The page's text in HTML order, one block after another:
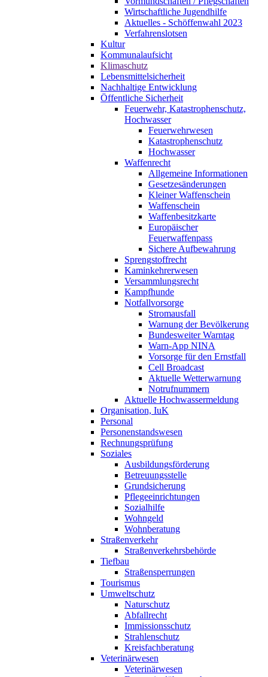
Wirtschaftliche Jugendhilfe
Aktuelles - Schöffenwahl 2023
Verfahrenslotsen
Kultur
Kommunalaufsicht
Klimaschutz
Lebensmittelsicherheit
Nachhaltige Entwicklung
Öffentliche Sicherheit
Feuerwehr, Katastrophenschutz,
Hochwasser
Feuerwehrwesen
Katastrophenschutz
Hochwasser
Waffenrecht
Allgemeine Informationen
Gesetzesänderungen
Kleiner Waffenschein
Waffenschein
Waffenbesitzkarte
Europäischer
Feuerwaffenpass
Sichere Aufbewahrung
Sprengstoffrecht
Kaminkehrerwesen
Versammlungsrecht
Kampfhunde
Notfallvorsorge
Stromausfall
Warnung der Bevölkerung
Bundesweiter Warntag
Warn-App NINA
Vorsorge für den Ernstfall
Cell Broadcast
Aktuelle Wetterwarnung
Notrufnummern
Aktuelle Hochwassermeldung
Organisation, IuK
Personal
Personenstandswesen
Rechnungsprüfung
Soziales
Ausbildungsförderung
Betreuungsstelle
Grundsicherung
Pflegeeinrichtungen
Sozialhilfe
Wohngeld
Wohnberatung
Straßenverkehr
Straßenverkehrsbehörde
Tiefbau
Straßensperrungen
Tourismus
Umweltschutz
Naturschutz
Abfallrecht
Immissionsschutz
Strahlenschutz
Kreisfachberatung
Veterinärwesen
Veterinärwesen